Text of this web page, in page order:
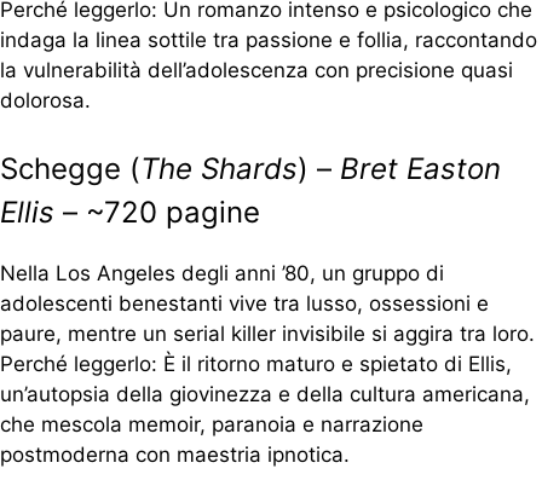
Perché leggerlo: Un romanzo intenso e psicologico che
indaga la linea sottile tra passione e follia, raccontando
la vulnerabilità dell’adolescenza con precisione quasi
dolorosa.
Schegge (The Shards) – Bret Easton
Ellis – ~720 pagine
Nella Los Angeles degli anni ’80, un gruppo di
adolescenti benestanti vive tra lusso, ossessioni e
paure, mentre un serial killer invisibile si aggira tra loro.
Perché leggerlo: È il ritorno maturo e spietato di Ellis,
un’autopsia della giovinezza e della cultura americana,
che mescola memoir, paranoia e narrazione
postmoderna con maestria ipnotica.